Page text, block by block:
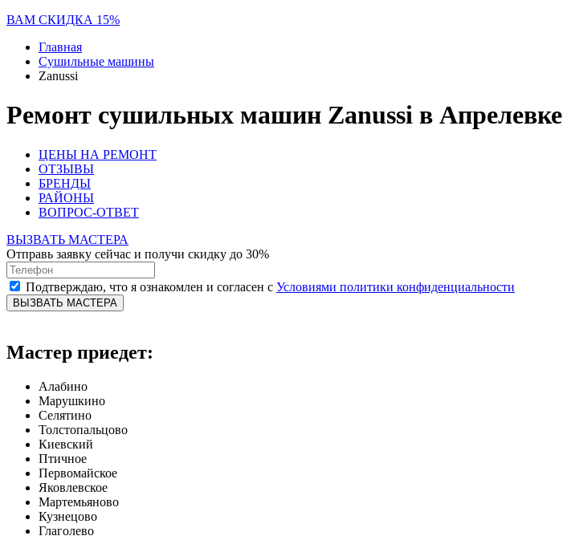
ВАМ СКИДКА 15%
Главная
Сушильные машины
Zanussi
Ремонт сушильных машин Zanussi в Апрелевке
ЦЕНЫ НА РЕМОНТ
ОТЗЫВЫ
БРЕНДЫ
РАЙОНЫ
ВОПРОС-ОТВЕТ
ВЫЗВАТЬ МАСТЕРА
Отправь заявку сейчас и получи скидку до 30%
Подтверждаю, что я ознакомлен и согласен с Условиями политики конфиденциальности
ВЫЗВАТЬ МАСТЕРА
Мастер приедет:
Алабино
Марушкино
Селятино
Толстопальцово
Киевский
Птичное
Первомайское
Яковлевское
Мартемьяново
Кузнецово
Глаголево